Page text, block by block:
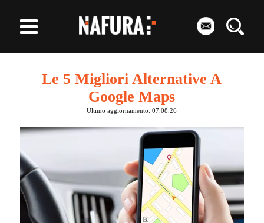
Le 5 Migliori Alternative A
Google Maps
Ultimo aggiornamento: 07.08.26